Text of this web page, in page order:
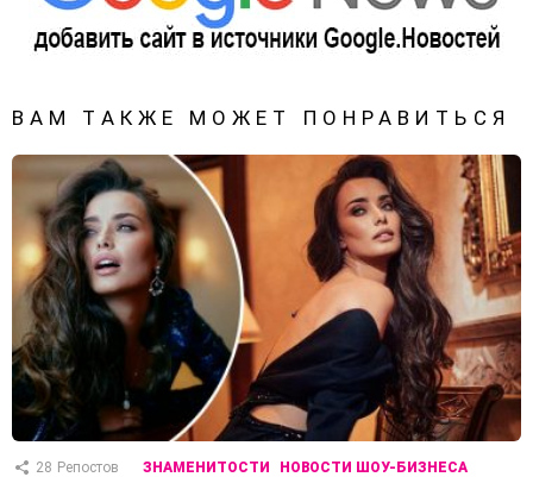
ВАМ ТАКЖЕ МОЖЕТ ПОНРАВИТЬСЯ
28 Репостов ЗНАМЕНИТОСТИ НОВОСТИ ШОУ-БИЗНЕСА